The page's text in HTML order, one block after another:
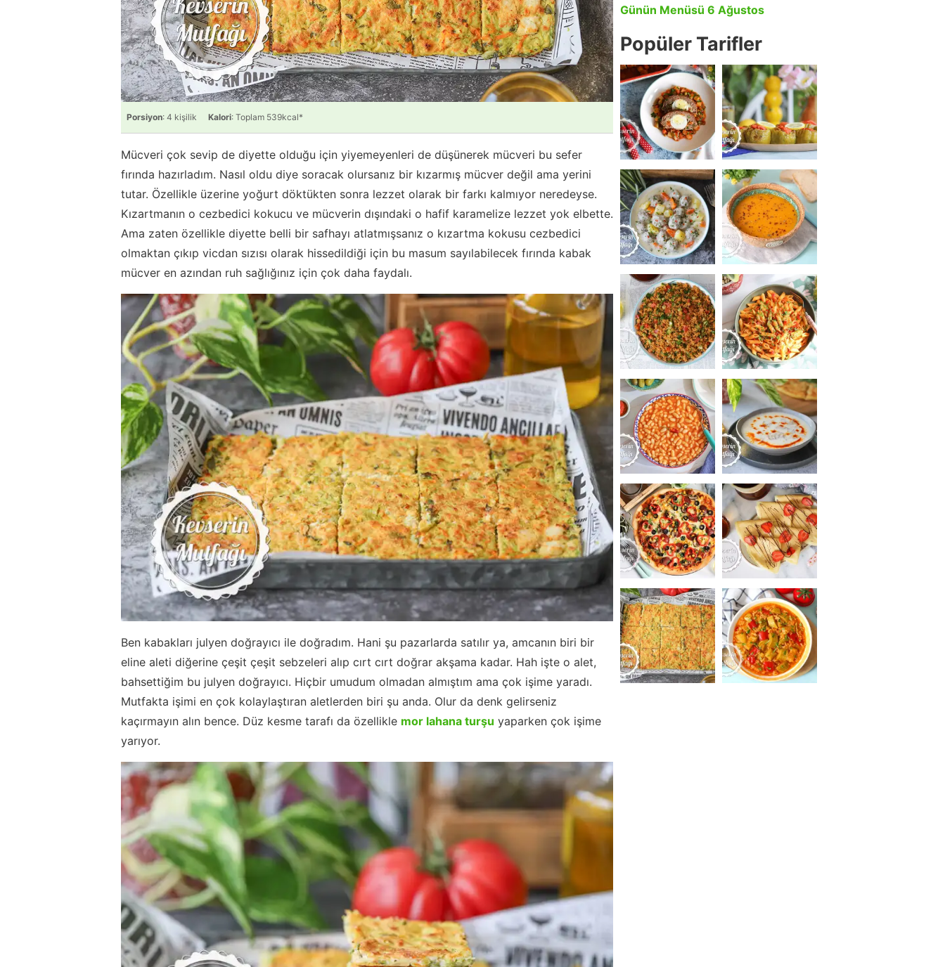
Porsiyon: 4 kişilik Kalori: Toplam 539kcal*
Mücveri çok sevip de diyette olduğu için yiyemeyenleri de düşünerek mücveri bu sefer
fırında hazırladım. Nasıl oldu diye soracak olursanız bir kızarmış mücver değil ama yerini
tutar. Özellikle üzerine yoğurt döktükten sonra lezzet olarak bir farkı kalmıyor neredeyse.
Kızartmanın o cezbedici kokucu ve mücverin dışındaki o hafif karamelize lezzet yok elbette.
Ama zaten özellikle diyette belli bir safhayı atlatmışsanız o kızartma kokusu cezbedici
olmaktan çıkıp vicdan sızısı olarak hissedildiği için bu masum sayılabilecek fırında kabak
mücver en azından ruh sağlığınız için çok daha faydalı.
Ben kabakları julyen doğrayıcı ile doğradım. Hani şu pazarlarda satılır ya, amcanın biri bir
eline aleti diğerine çeşit çeşit sebzeleri alıp cırt cırt doğrar akşama kadar. Hah işte o alet,
bahsettiğim bu julyen doğrayıcı. Hiçbir umudum olmadan almıştım ama çok işime yaradı.
Mutfakta işimi en çok kolaylaştıran aletlerden biri şu anda. Olur da denk gelirseniz
kaçırmayın alın bence. Düz kesme tarafı da özellikle mor lahana turşu yaparken çok işime
yarıyor.
Günün Menüsü 6 Ağustos
Popüler Tarifler